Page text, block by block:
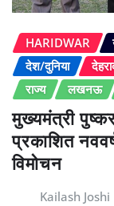
HARIDWAR
देश/दुनिया
राज्य
लखनऊ
मुख्यमंत्री
प्रकाशित
विमोचन
Kailash Joshi